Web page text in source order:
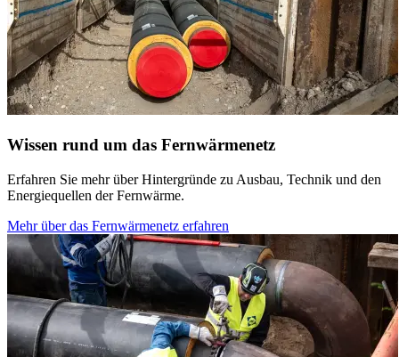
Wissen rund um das Fernwärmenetz
Erfahren Sie mehr über Hintergründe zu Ausbau, Technik und den
Energiequellen der Fernwärme.
Mehr über das Fernwärmenetz erfahren